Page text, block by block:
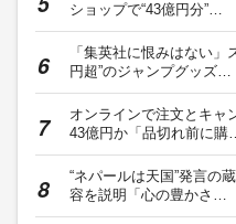
ショップで“43億円分”…
「集英社に恨みはない」
円超”のジャンプグッズ…
オンラインで注文とキ
43億円か「品切れ前に購…
“ネパールは天国”発言の
容を説明「心の豊かさ…